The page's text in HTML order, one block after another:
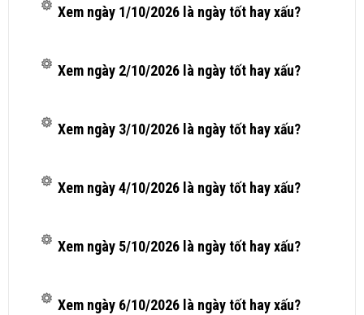
Xem ngày 1/10/2026 là ngày tốt hay xấu?
Xem ngày 2/10/2026 là ngày tốt hay xấu?
Xem ngày 3/10/2026 là ngày tốt hay xấu?
Xem ngày 4/10/2026 là ngày tốt hay xấu?
Xem ngày 5/10/2026 là ngày tốt hay xấu?
Xem ngày 6/10/2026 là ngày tốt hay xấu?